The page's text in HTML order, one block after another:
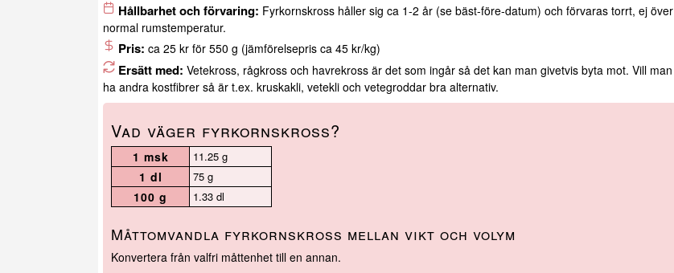
Hållbarhet och förvaring: Fyrkornskross håller sig ca 1-2 år (se bäst-före-datum) och förvaras torrt, ej över
normal rumstemperatur.
Pris: ca 25 kr för 550 g (jämförelsepris ca 45 kr/kg)
Ersätt med: Vetekross, rågkross och havrekross är det som ingår så det kan man givetvis byta mot. Vill man
ha andra kostfibrer så är t.ex. kruskakli, vetekli och vetegroddar bra alternativ.
Vad väger fyrkornskross?
1 msk 11.25 g
1 dl 75 g
100 g 1.33 dl
Måttomvandla fyrkornskross mellan vikt och volym
Konvertera från valfri måttenhet till en annan.